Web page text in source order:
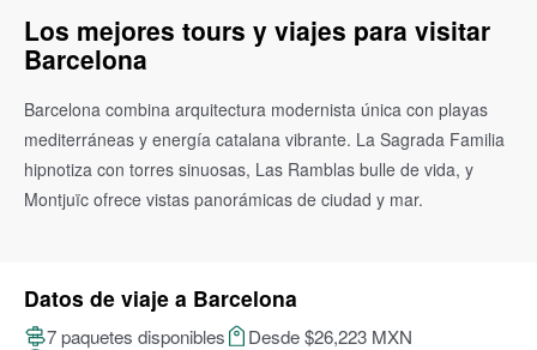
Los mejores tours y viajes para visitar
Barcelona
Barcelona combina arquitectura modernista única con playas
mediterráneas y energía catalana vibrante. La Sagrada Familia
hipnotiza con torres sinuosas, Las Ramblas bulle de vida, y
Montjuïc ofrece vistas panorámicas de ciudad y mar.
Datos de viaje a Barcelona
7 paquetes disponibles
Desde $26,223 MXN